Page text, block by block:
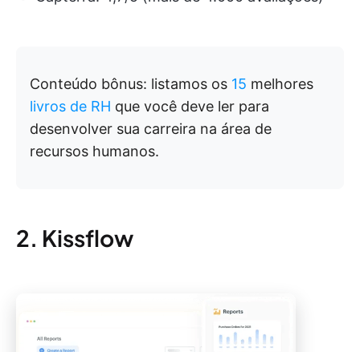
Conteúdo bônus: listamos os 15 melhores
livros de RH que você deve ler para
desenvolver sua carreira na área de
recursos humanos.
2. Kissflow